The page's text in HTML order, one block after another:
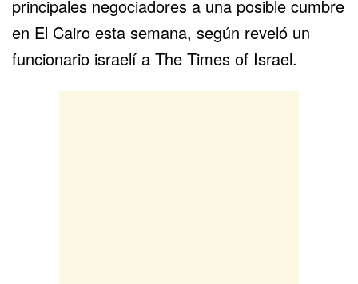
principales negociadores a una posible cumbre
en El Cairo esta semana, según reveló un
funcionario israelí a The Times of Israel.